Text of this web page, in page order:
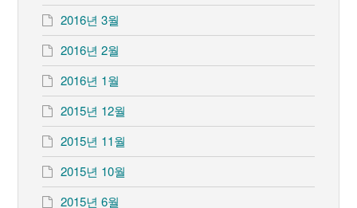
2016년 3월
2016년 2월
2016년 1월
2015년 12월
2015년 11월
2015년 10월
2015년 6월